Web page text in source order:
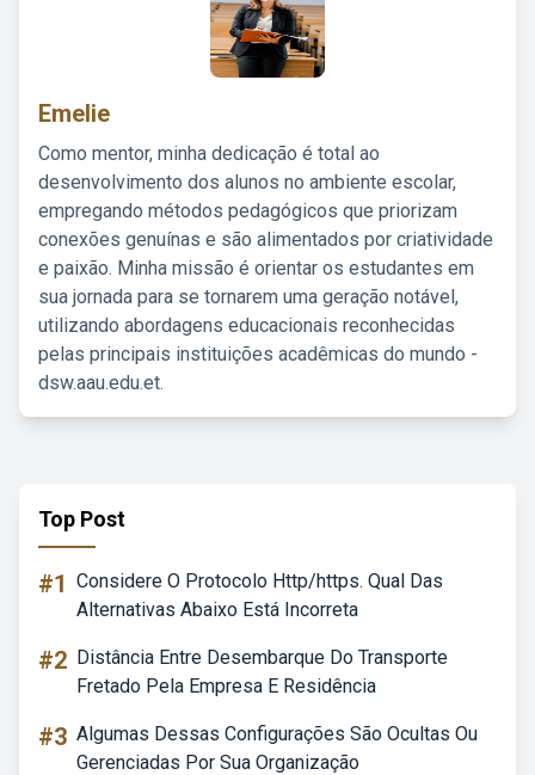
Emelie
Como mentor, minha dedicação é total ao
desenvolvimento dos alunos no ambiente escolar,
empregando métodos pedagógicos que priorizam
conexões genuínas e são alimentados por criatividade
e paixão. Minha missão é orientar os estudantes em
sua jornada para se tornarem uma geração notável,
utilizando abordagens educacionais reconhecidas
pelas principais instituições acadêmicas do mundo -
dsw.aau.edu.et.
Top Post
#1 Considere O Protocolo Http/https. Qual Das
Alternativas Abaixo Está Incorreta
#2 Distância Entre Desembarque Do Transporte
Fretado Pela Empresa E Residência
#3 Algumas Dessas Configurações São Ocultas Ou
Gerenciadas Por Sua Organização